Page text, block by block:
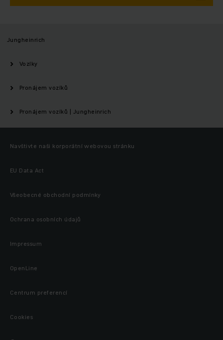
Jungheinrich
Vozíky
Pronájem vozíků
Pronájem vozíků | Jungheinrich
Navštivte naši korporátní webovou stránku
EU Data Act
Všeobecné obchodní podmínky
Ochrana osobních údajů
Impressum
OpenLine
Centrum preferencí
Cookies